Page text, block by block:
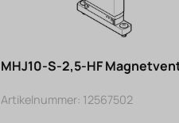
MHJ10-S-2,5-HF
Artikelnummer: 12567502